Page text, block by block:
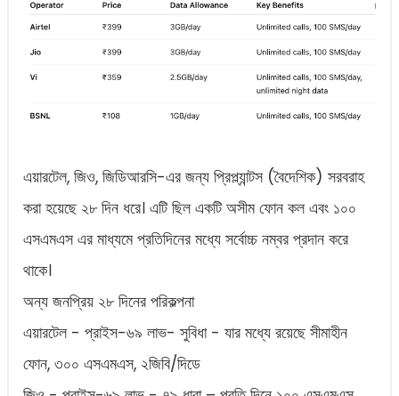
এয়ারটেল, জিও, জিডিআরসি-এর জন্য প্রিপ্ল্যান্টস (বৈদেশিক) সরবরাহ
করা হয়েছে ২৮ দিন ধরে। এটি ছিল একটি অসীম ফোন কল এবং ১০০
এসএমএস এর মাধ্যমে প্রতিদিনের মধ্যে সর্বোচ্চ নম্বর প্রদান করে
থাকে।
অন্য জনপ্রিয় ২৮ দিনের পরিকল্পনা
এয়ারটেল - প্রাইস-৬৯ লাভ- সুবিধা - যার মধ্যে রয়েছে সীমাহীন
ফোন, ৩০০ এসএমএস, ২জিবি/দিডে